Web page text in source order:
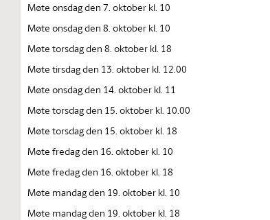
Møte onsdag den 7. oktober kl. 10
Møte onsdag den 8. oktober kl. 10
Møte torsdag den 8. oktober kl. 18
Møte tirsdag den 13. oktober kl. 12.00
Møte onsdag den 14. oktober kl. 11
Møte torsdag den 15. oktober kl. 10.00
Møte torsdag den 15. oktober kl. 18
Møte fredag den 16. oktober kl. 10
Møte fredag den 16. oktober kl. 18
Møte mandag den 19. oktober kl. 10
Møte mandag den 19. oktober kl. 18